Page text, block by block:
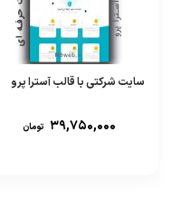
سایت شرکتی با قالب آسترا پرو
۳۹,۷۵۰,۰۰۰ تومان